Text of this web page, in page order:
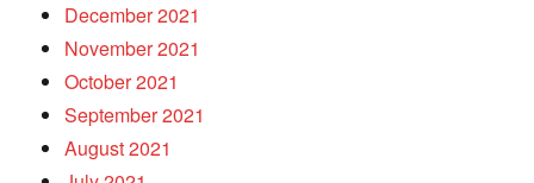
December 2021
November 2021
October 2021
September 2021
August 2021